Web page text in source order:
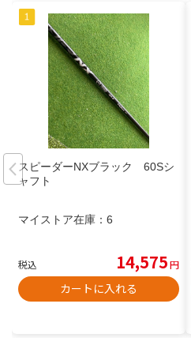
スピーダーNXブラック 60Sシ
ャフト
マイストア在庫： 6
税込 14,575円
カートに入れる